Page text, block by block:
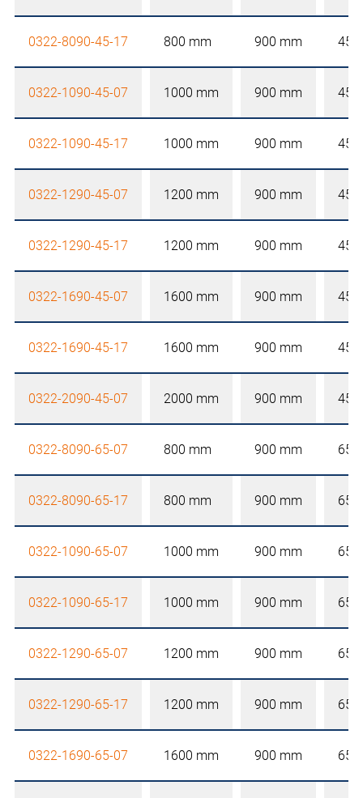
0322-8090-45-17 800 mm 900 mm 450
0322-1090-45-07 1000 mm 900 mm 450
0322-1090-45-17 1000 mm 900 mm 450
0322-1290-45-07 1200 mm 900 mm 450
0322-1290-45-17 1200 mm 900 mm 450
0322-1690-45-07 1600 mm 900 mm 450
0322-1690-45-17 1600 mm 900 mm 450
0322-2090-45-07 2000 mm 900 mm 450
0322-8090-65-07 800 mm 900 mm
0322-8090-65-17 800 mm 900 mm
0322-1090-65-07 1000 mm 900 mm
0322-1090-65-17 1000 mm 900 mm
0322-1290-65-07 1200 mm 900 mm
0322-1290-65-17 1200 mm 900 mm
0322-1690-65-07 1600 mm 900 mm